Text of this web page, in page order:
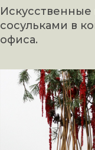
Искусственные
сосульками в
офиса.